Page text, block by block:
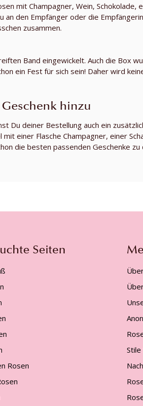
mit Champagner, Wein,
den Empfänger oder die
zusammen.
Band eingewickelt. Auch die Box
ein Fest für sich sein! Daher wird
hinzu
Du deiner Bestellung auch ein
einer Flasche Champagner, einer
die besten passenden Geschenke
Seiten
Rosen
Stile